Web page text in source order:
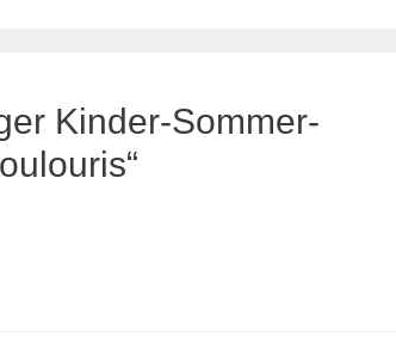
Kinder-Sommer-